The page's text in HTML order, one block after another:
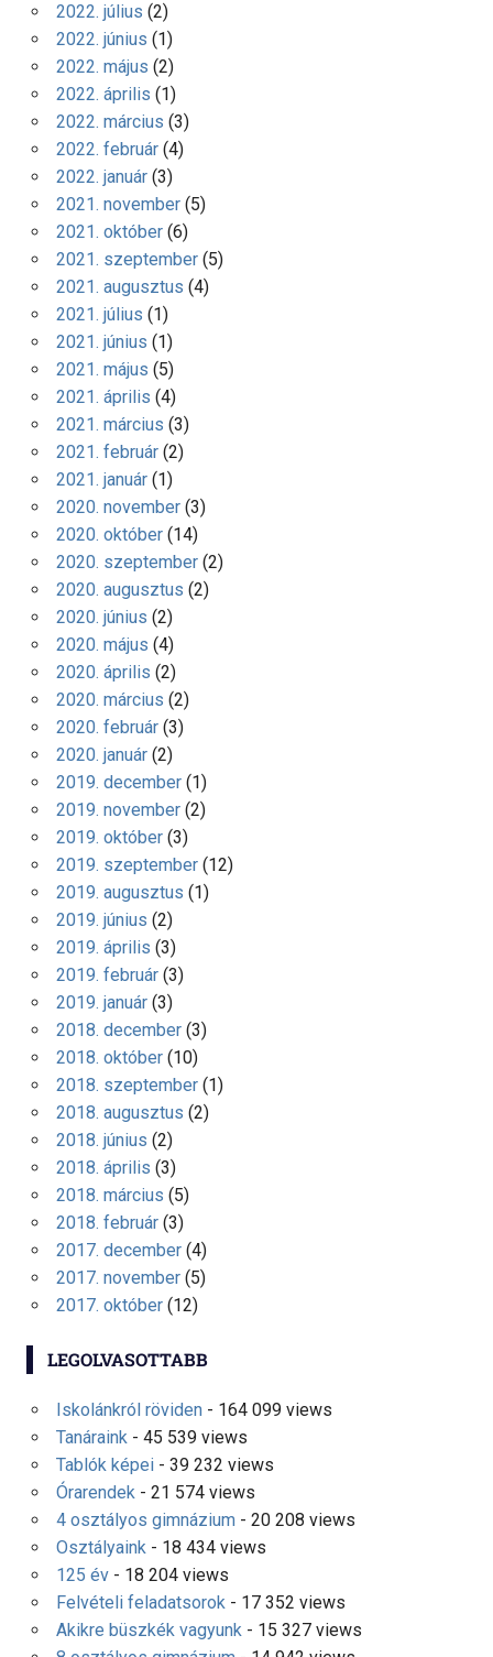
2022. július (2)
2022. június (1)
2022. május (2)
2022. április (1)
2022. március (3)
2022. február(4)
2022. január(3)
2021. november(5)
2021. október(6)
2021. szeptember(5)
2021. augusztus (4)
2021. július (1)
2021. június (1)
2021. május (5)
2021. április (4)
2021. március (3)
2021. február(2)
2021. január(1)
2020. november(3)
2020. október(14)
2020. szeptember(2)
2020. augusztus (2)
2020. június (2)
2020. május (4)
2020. április (2)
2020. március (2)
2020. február(3)
2020. január(2)
2019. december(1)
2019. november(2)
2019. október(3)
2019. szeptember(12)
2019. augusztus (1)
2019. június (2)
2019. április (3)
2019. február(3)
2019. január(3)
2018. december(3)
2018. október(10)
2018. szeptember(1)
2018. augusztus (2)
2018. június (2)
2018. április (3)
2018. március (5)
2018. február(3)
2017. december(4)
2017. november(5)
2017. október(12)
LEGOLVASOTTABB
Iskolánkról röviden- 164 099 views
Tanáraink- 45 539 views
Tablók képei- 39 232 views
Órarendek- 21 574 views
4 osztályos gimnázium- 20 208 views
Osztályaink- 18 434 views
125 év- 18 204 views
Felvételi feladatsorok- 17 352 views
Akikre büszkék vagyunk- 15 327 views